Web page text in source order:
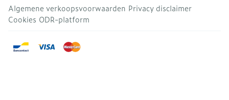
Algemene verkoopsvoorwaarden Privacy disclaimer
Cookies ODR-platform